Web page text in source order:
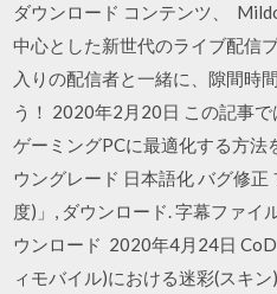
ダウンロード コンテンツ、
中心とした新世代のライブ配信
入りの配信者と一緒に、隙間時
う！ 2020年2月20日 この記事
ゲーミングPCに最適化する方
ウングレード 日本語化 バグ修
度)」, ダウンロード. 字幕ファイ
ウンロード 2020年4月24日
ィモバイル)における迷彩(スキ